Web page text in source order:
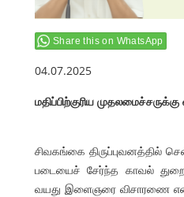
Share this on WhatsApp
04.07.2025
மதிப்பிற்குரிய
சிவகங்கை திருப்புவனத்தில்
படையைச் சேர்ந்த காவல்
வயது இளைஞரை விசாரணை